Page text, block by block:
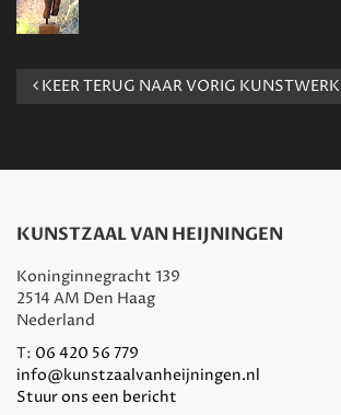
KEER TERUG NAAR VORIG KUNSTWERK
KUNSTZAAL VAN HEIJNINGEN
Koninginnegracht 139
2514 AM Den Haag
Nederland
T: 06 420 56 779
info@kunstzaalvanheijningen.nl
Stuur ons een bericht